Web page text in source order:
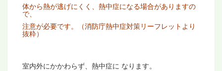
体から熱が逃げにくく、熱中症になる場合がありますの
で、
注意が必要です。（消防庁熱中症対策リーフレットより
抜粋）
室内外にかかわらず、熱中症に なります。